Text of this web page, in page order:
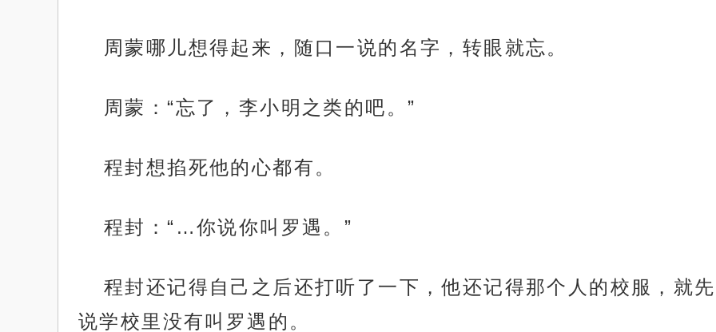
周蒙哪儿想得起来，随口一说的名字，转眼就忘。
周蒙：“忘了，李小明之类的吧。”
程封想掐死他的心都有。
程封：“…你说你叫罗遇。”
程封还记得自己之后还打听了一下，他还记得那个人的校服，就
说学校里没有叫罗遇的。